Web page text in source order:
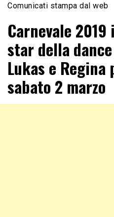
Comunicati stampa dal web
Carnevale
star della
Lukas e
sabato 2 marzo